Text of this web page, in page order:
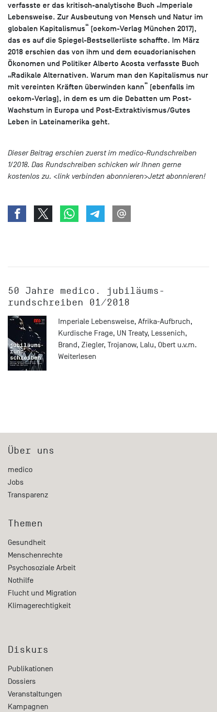
verfasste er das kritisch-analytische Buch „Imperiale
Lebensweise. Zur Ausbeutung von Mensch und Natur im
globalen Kapitalismus“ (oekom-Verlag München 2017),
das es auf die Spiegel-Bestsellerliste schaffte. Im März
2018 erschien das von ihm und dem ecuadorianischen
Ökonomen und Politiker Alberto Acosta verfasste Buch
„Radikale Alternativen. Warum man den Kapitalismus nur
mit vereinten Kräften überwinden kann“ (ebenfalls im
oekom-Verlag), in dem es um die Debatten um Post-
Wachstum in Europa und Post-Extraktivismus/Gutes
Leben in Lateinamerika geht.
Dieser Beitrag erschien zuerst im medico-Rundschreiben
1/2018. Das Rundschreiben schicken wir Ihnen gerne
kostenlos zu. <link verbinden abonnieren>Jetzt abonnieren!
50 Jahre medico. jubiläums-
rundschreiben 01/2018
Imperiale Lebensweise, Afrika-Aufbruch,
Kurdische Frage, UN Treaty, Lessenich,
Brand, Ziegler, Trojanow, Lalu, Obert u.v.m.
Weiterlesen
Über uns
medico
Jobs
Transparenz
Themen
Gesundheit
Menschenrechte
Psychosoziale Arbeit
Nothilfe
Flucht und Migration
Klimagerechtigkeit
Diskurs
Publikationen
Dossiers
Veranstaltungen
Kampagnen